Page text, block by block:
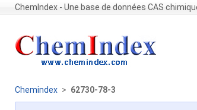
ChemIndex - Une base de données CAS
Chemindex > 62730-78-3